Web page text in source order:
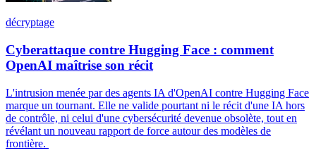
décryptage
Cyberattaque contre Hugging Face : comment
OpenAI maîtrise son récit
L'intrusion menée par des agents IA d'OpenAI contre Hugging Face
marque un tournant. Elle ne valide pourtant ni le récit d'une IA hors
de contrôle, ni celui d'une cybersécurité devenue obsolète, tout en
révélant un nouveau rapport de force autour des modèles de
frontière.